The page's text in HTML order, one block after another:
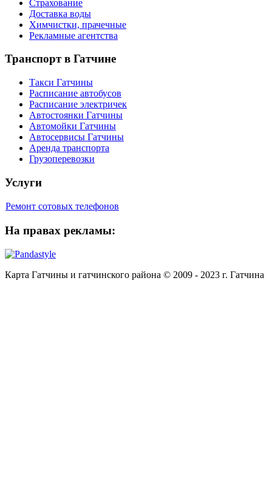
Страхование
Доставка воды
Химчистки, прачечные
Рекламные агентства
Транспортв Гатчине
Такси Гатчины
Расписание автобусов
Расписание электричек
Автостоянки Гатчины
Автомойки Гатчины
Автосервисы Гатчины
Аренда транспорта
Грузоперевозки
Услуги
Ремонт сотовых телефонов
На правах рекламы:
Карта Гатчины и гатчинского района © 2009 - 2023 г. Гатчина